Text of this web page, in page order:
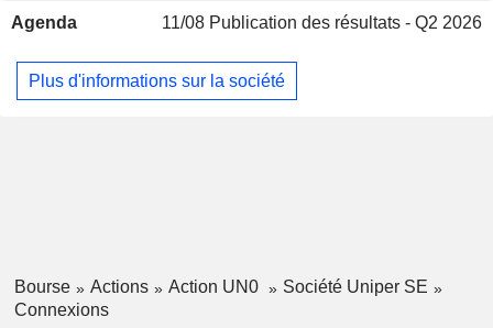
l'énergie et constitue l'interface commerciale entre le groupe
Agenda 11/08 Publication des résultats - Q2 2026
Plus d'informations sur la société
Bourse Actions Action UN0
Société Uniper SE
Connexions